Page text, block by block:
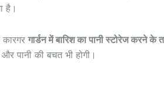
है।
गार्डन में बारिश का पानी स्टोरेज करने के
पानी की बचत भी होगी।